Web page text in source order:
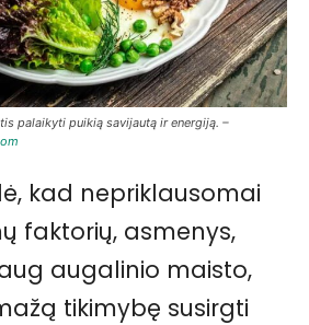
palaikyti puikią savijautą ir energiją. –
kad nepriklausomai
faktorių, asmenys,
augalinio maisto,
tikimybę susirgti